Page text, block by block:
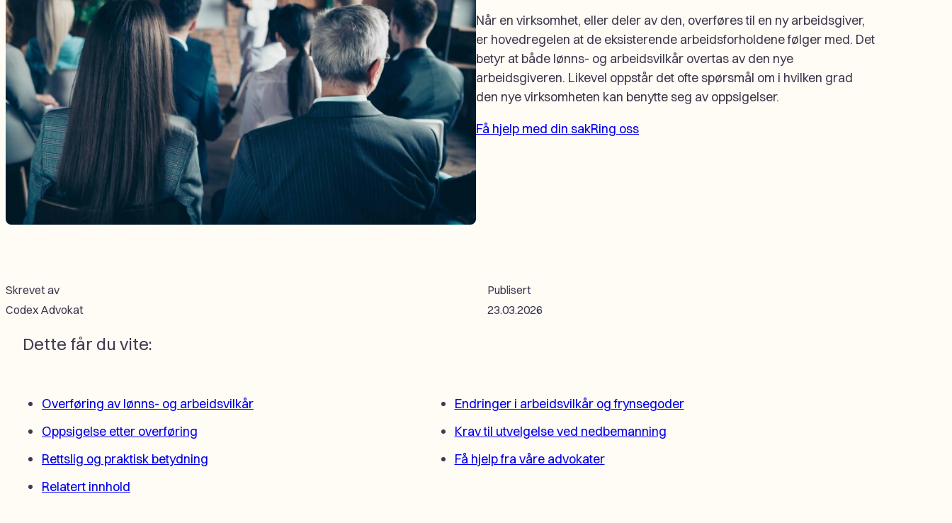
Når en virksomhet, eller deler av den, overføres til en ny arbeidsgiver,
er hovedregelen at de eksisterende arbeidsforholdene følger med. Det
betyr at både lønns- og arbeidsvilkår overtas av den nye
arbeidsgiveren. Likevel oppstår det ofte spørsmål om i hvilken grad
den nye virksomheten kan benytte seg av oppsigelser.
Få hjelp med din sakRing oss
Skrevet av
Codex Advokat
Publisert
23.03.2026
Dette får du vite:
Overføring av lønns- og arbeidsvilkår
Endringer i arbeidsvilkår og frynsegoder
Oppsigelse etter overføring
Krav til utvelgelse ved nedbemanning
Rettslig og praktisk betydning
Få hjelp fra våre advokater
Relatert innhold